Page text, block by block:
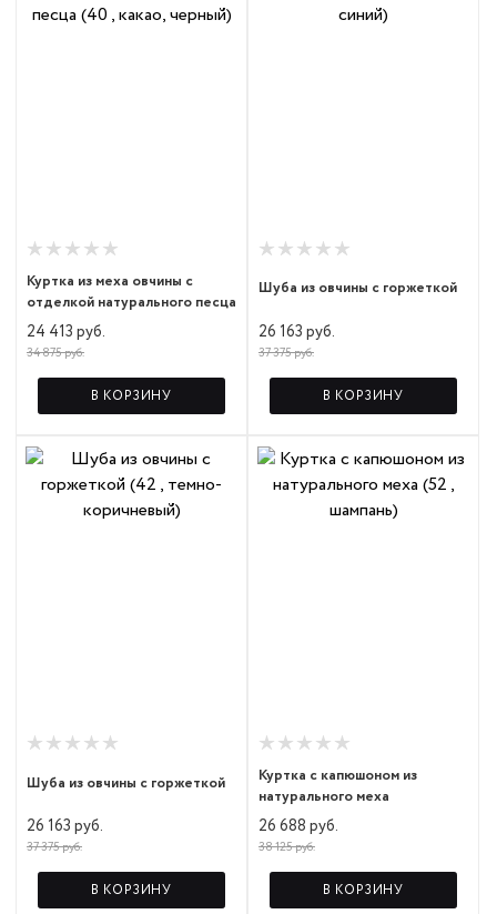
Куртка из меха овчины с
отделкой натурального песца
24 413 руб.
34 875 руб.
В КОРЗИНУ
Шуба из овчины с горжеткой
26 163 руб.
37 375 руб.
В КОРЗИНУ
Шуба из овчины с горжеткой
26 163 руб.
37 375 руб.
В КОРЗИНУ
Куртка с капюшоном из
натурального меха
26 688 руб.
38 125 руб.
В КОРЗИНУ